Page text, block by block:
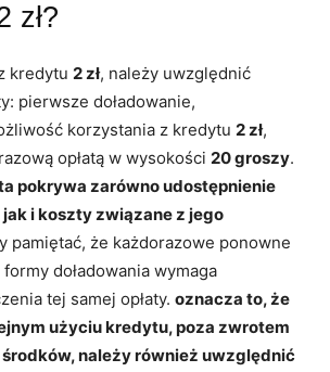
zł?
kredytu 2 zł, należy uwzględnić
pierwsze doładowanie,
korzystania z kredytu 2 zł,
opłatą w wysokości 20 groszy.
pokrywa zarówno udostępnienie
i koszty związane z jego
pamiętać, że każdorazowe ponowne
doładowania wymaga
tej samej opłaty. oznacza to, że
użyciu kredytu, poza zwrotem
należy również uwzględnić